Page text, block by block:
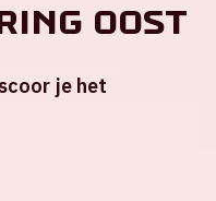
Oost
je het